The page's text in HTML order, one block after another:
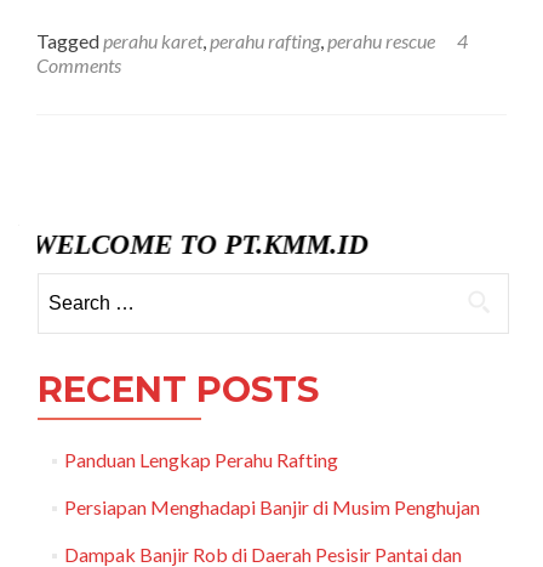
about
Taggedperahu karet,perahu rafting,perahu rescue
4
Comments
WELCOME TO PT.KMM.ID
for:
RECENT POSTS
Panduan Lengkap Perahu Rafting
Persiapan Menghadapi Banjir di Musim Penghujan
Dampak Banjir Rob di Daerah Pesisir Pantai dan